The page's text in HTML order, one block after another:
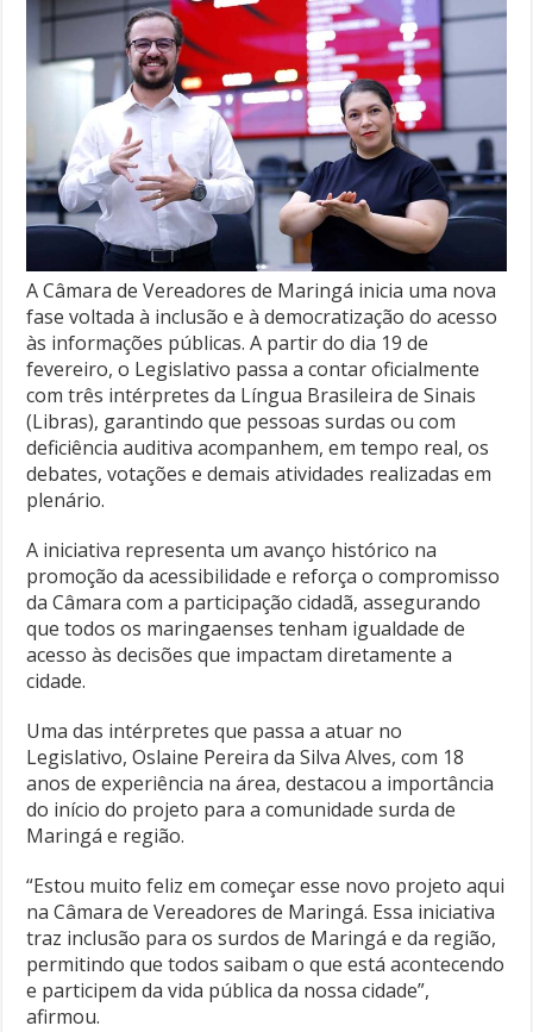
A Câmara de Vereadores de Maringá inicia uma nova
fase voltada à inclusão e à democratização do acesso
às informações públicas. A partir do dia 19 de
fevereiro, o Legislativo passa a contar oficialmente
com três intérpretes da Língua Brasileira de Sinais
(Libras), garantindo que pessoas surdas ou com
deficiência auditiva acompanhem, em tempo real, os
debates, votações e demais atividades realizadas em
plenário.
A iniciativa representa um avanço histórico na
promoção da acessibilidade e reforça o compromisso
da Câmara com a participação cidadã, assegurando
que todos os maringaenses tenham igualdade de
acesso às decisões que impactam diretamente a
cidade.
Uma das intérpretes que passa a atuar no
Legislativo, Oslaine Pereira da Silva Alves, com 18
anos de experiência na área, destacou a importância
do início do projeto para a comunidade surda de
Maringá e região.
“Estou muito feliz em começar esse novo projeto aqui
na Câmara de Vereadores de Maringá. Essa iniciativa
traz inclusão para os surdos de Maringá e da região,
permitindo que todos saibam o que está acontecendo
e participem da vida pública da nossa cidade”,
afirmou.